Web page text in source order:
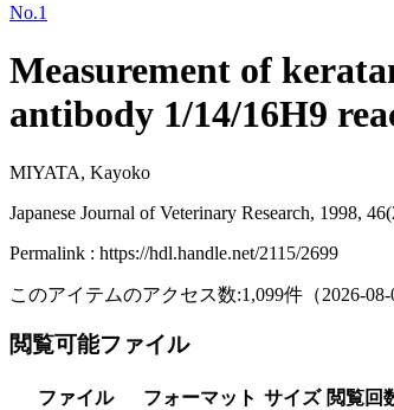
No.1
Measurement of
antibody 1/14/16H9
MIYATA, Kayoko
Japanese Journal of Veterinary Research, 1998,
Permalink : https://hdl.handle.net/2115/2699
このアイテムのアクセス数:1,099件 （2026-08-
閲覧可能ファイル
ファイル フォーマット サイズ 閲覧回